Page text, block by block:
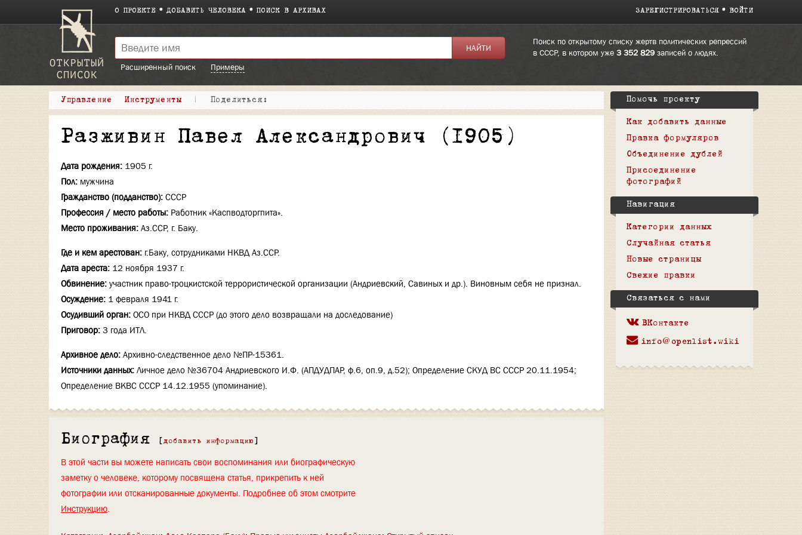
О ПРОЕКТЕ ДОБАВИТЬ ЧЕЛОВЕКА ПОИСК В АРХИВАХ ЗАРЕГИСТРИРОВАТЬСЯ ВОЙТИ
Поиск по открытому списку жертв политических репрессий
в СССР, в котором уже 3 352 829записей о людях.
Расширенный поиск
Примеры
Управление Инструменты | Поделиться:
Разживин Павел Александрович (1905)
Дата рождения: 1905 г.
Пол: мужчина
Гражданство (подданство): СССР
Профессия / место работы: Работник «Каспводторгпита».
Место проживания: Аз.ССР, г. Баку.
Где и кем арестован: г.Баку, сотрудниками НКВД Аз.ССР.
Дата ареста: 12 ноября 1937 г.
Обвинение: участник право-троцкистской террористической организации (Андриевский, Савиных и др.). Виновным себя не признал.
Осуждение: 1 февраля 1941 г.
Осудивший орган: ОСО при НКВД СССР (до этого дело возвращали на доследование)
Приговор: 3 года ИТЛ.
Архивное дело: Архивно-следственное дело №ПР-15361.
Источники данных: Личное дело №36704 Андриевского И.Ф. (АПДУДПАР, ф.6, оп.9, д.52); Определение СКУД ВС СССР 20.11.1954;
Определение ВКВС СССР 14.12.1955 (упоминание).
Биография [ добавить информацию ]
В этой части вы можете написать свои воспоминания или биографическую
заметку о человеке, которому посвящена статья, прикрепить к ней
фотографии или отсканированные документы. Подробнее об этом смотрите
Инструкцию.
Помочь проекту
Как добавить данные
Правка формуляров
Объединение дублей
Присоединение
фотографий
Навигация
Категории данных
Случайная статья
Новые страницы
Свежие правки
Связаться с нами
ВКонтакте
info@openlist.wiki